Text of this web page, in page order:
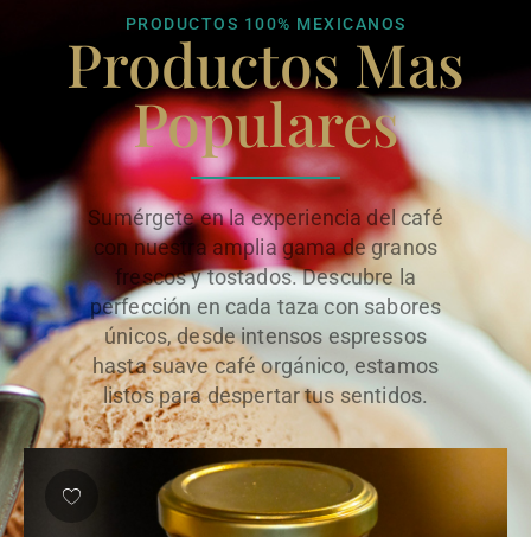
PRODUCTOS 100% MEXICANOS
Productos Mas
Populares
Sumérgete en la experiencia del café
con nuestra amplia gama de granos
frescos y tostados. Descubre la
perfección en cada taza con sabores
únicos, desde intensos espressos
hasta suave café orgánico, estamos
listos para despertar tus sentidos.